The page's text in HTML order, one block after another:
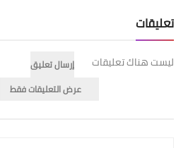
تعليقات
ليست هناك تعليقات
إرسال تعليق
عرض التعليقات فقط